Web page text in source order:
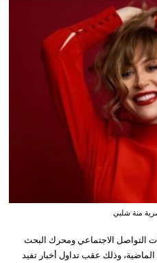
منة شلبي
التواصل الاجتماعي ومحرك البحث
وذلك عقب تداول أخبار تفيد